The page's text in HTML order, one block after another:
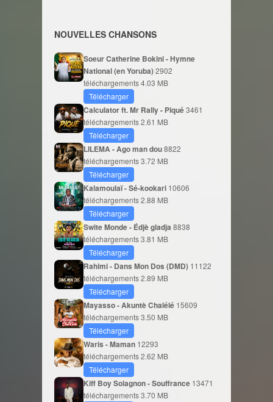
NOUVELLES CHANSONS
Soeur Catherine Bokini - Hymne
National (en Yoruba)2902
téléchargements4.03 MB
Télécharger
Calculator ft. Mr Rally - Piqué3461
téléchargements2.61 MB
Télécharger
LILEMA - Ago man dou8822
téléchargements3.72 MB
Télécharger
Kalamoulaï - Sé-kookari 10606
téléchargements2.88 MB
Télécharger
Swite Monde - Édjè gladja 8838
téléchargements3.81 MB
Télécharger
Rahimi - Dans Mon Dos (DMD) 11122
téléchargements2.89 MB
Télécharger
Mayasso - Akuntè Chalélé 15609
téléchargements3.50 MB
Télécharger
Waris - Maman 12293
téléchargements2.62 MB
Télécharger
Kiff Boy Solagnon - Souffrance 13471
téléchargements3.70 MB